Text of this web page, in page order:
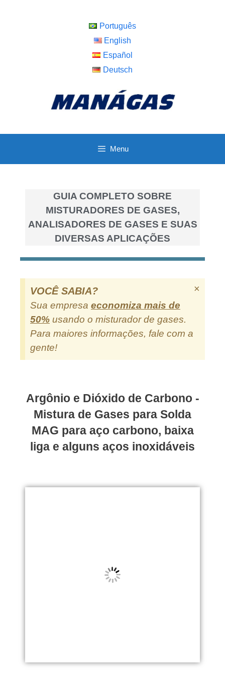
Português
English
Español
Deutsch
Menu
GUIA COMPLETO SOBRE
MISTURADORES DE GASES,
ANALISADORES DE GASES E SUAS
DIVERSAS APLICAÇÕES
VOCÊ SABIA?
Sua empresa economiza mais de
50% usando o misturador de gases.
Para maiores informações, fale com a
gente!
×
Argônio e Dióxido de Carbono -
Mistura de Gases para Solda
MAG para aço carbono, baixa
liga e alguns aços inoxidáveis